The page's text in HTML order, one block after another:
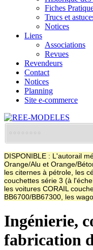
Fiches
Trucs et
Notices
Liens
Associations
Revues
Revendeurs
Contact
Notices
Planning
Site e-commerce
DISPONIBLE : L'autorail
Orange/Alu et Orange/
les citernes à pétrole, les
couchettes série 3 (à
les voitures CORAIL
BB6700/BB67300, les
Ingénierie,
fabrication